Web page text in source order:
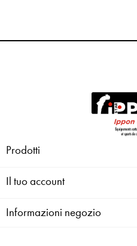
Prodotti
Il tuo account
Informazioni negozio